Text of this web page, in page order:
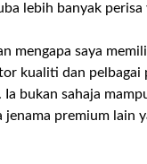
lebih banyak
mengapa saya
kualiti dan pelbagai
bukan sahaja
premium lain